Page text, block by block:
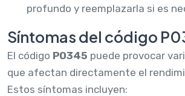
profundo y reemplazarla si es
Síntomas del código
El código P0345 puede provocar
que afectan directamente el
Estos síntomas incluyen: